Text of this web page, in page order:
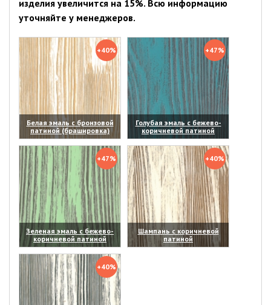
изделия увеличится на 15%. Всю информацию
уточняйте у менеджеров.
+40%
Белая эмаль с бронзовой
патиной (брашировка)
(увеличить)
+47%
Голубая эмаль с бежево-
коричневой патиной
(увеличить)
+47%
Зеленая эмаль с бежево-
коричневой патиной
(увеличить)
+40%
Шампань с коричневой
патиной
(увеличить)
+40%